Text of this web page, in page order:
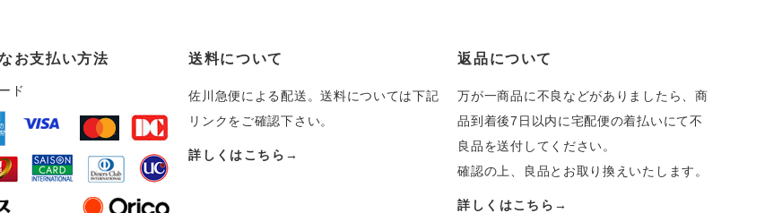
お支払い方法
ド
送料について
佐川急便による配送。送料については下記
リンクをご確認下さい。
詳しくはこちら→
返品について
万が一商品に不良などがありましたら、商
品到着後7日以内に宅配便の着払いにて不
良品を送付してください。
確認の上、良品とお取り換えいたします。
詳しくはこちら→